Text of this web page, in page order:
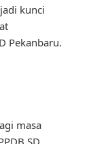
kunci
Pekanbaru.
masa
SD